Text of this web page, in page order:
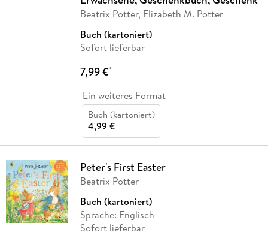
Beatrix Potter, Elizabeth M. Potter
Buch (kartoniert)
Sofort lieferbar
7,99 €*
Ein weiteres Format
Buch (kartoniert)
4,99 €
Peter's First Easter
Beatrix Potter
Buch (kartoniert)
Sprache: Englisch
Sofort lieferbar